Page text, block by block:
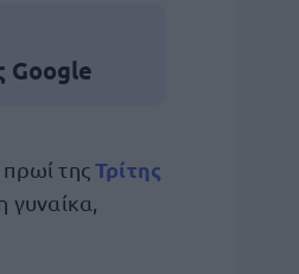
Google
τηςΤρίτης
γυναίκα,